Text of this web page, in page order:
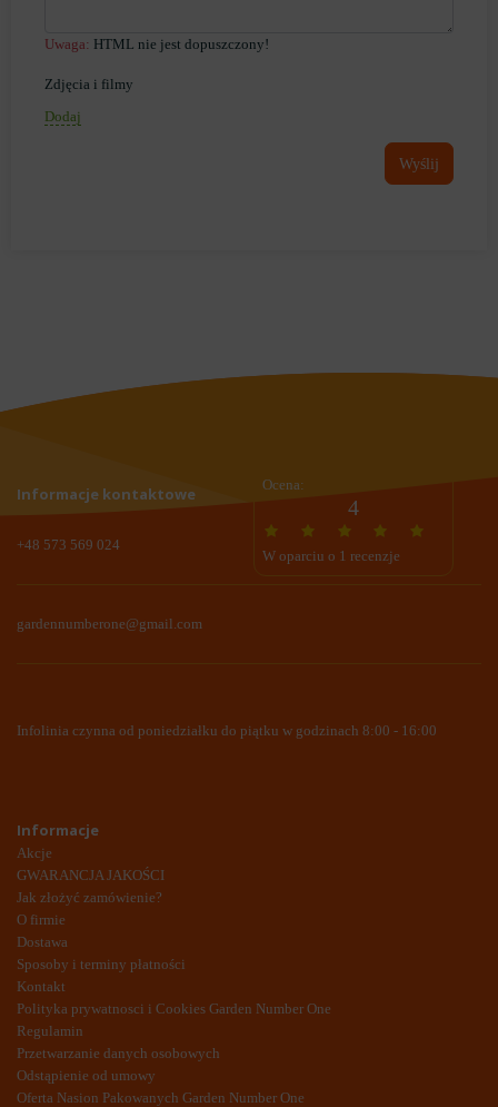
Uwaga: HTML nie jest dopuszczony!
Zdjęcia i filmy
Dodaj
Wyślij
Informacje kontaktowe
+48 573 569 024
Ocena:
4
W oparciu o 1 recenzje
gardennumberone@gmail.com
Infolinia czynna od poniedziałku do piątku w godzinach 8:00 - 16:00
Informacje
Akcje
GWARANCJA JAKOŚCI
Jak złożyć zamówienie?
O firmie
Dostawa
Sposoby i terminy płatności
Kontakt
Polityka prywatnosci i Cookies Garden Number One
Regulamin
Przetwarzanie danych osobowych
Odstąpienie od umowy
Oferta Nasion Pakowanych Garden Number One